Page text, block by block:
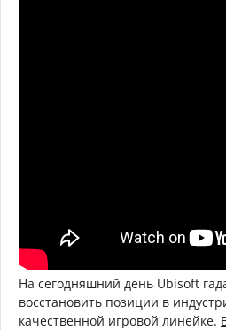
На сегодняшний день Ubisoft
восстановить позиции в
качественной игровой линейке.